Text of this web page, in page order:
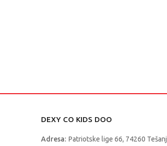
DEXY CO KIDS DOO
Adresa: Patriotske lige 66, 74260 Tešanj